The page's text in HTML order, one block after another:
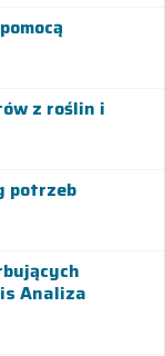
z roślin i
potrzeb
Analiza